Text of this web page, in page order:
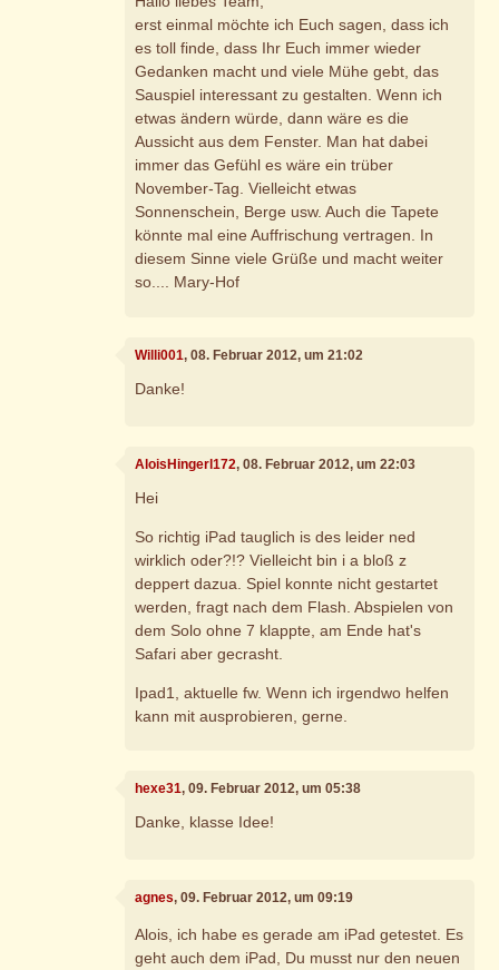
erst einmal möchte ich Euch sagen, dass ich
es toll finde, dass Ihr Euch immer wieder
Gedanken macht und viele Mühe gebt, das
Sauspiel interessant zu gestalten. Wenn ich
etwas ändern würde, dann wäre es die
Aussicht aus dem Fenster. Man hat dabei
immer das Gefühl es wäre ein trüber
November-Tag. Vielleicht etwas
Sonnenschein, Berge usw. Auch die Tapete
könnte mal eine Auffrischung vertragen. In
diesem Sinne viele Grüße und macht weiter
so.... Mary-Hof
Willi001, 08. Februar 2012, um 21:02
Danke!
AloisHingerl172, 08. Februar 2012, um 22:03
Hei
So richtig iPad tauglich is des leider ned
wirklich oder?!? Vielleicht bin i a bloß z
deppert dazua. Spiel konnte nicht gestartet
werden, fragt nach dem Flash. Abspielen von
dem Solo ohne 7 klappte, am Ende hat's
Safari aber gecrasht.
Ipad1, aktuelle fw. Wenn ich irgendwo helfen
kann mit ausprobieren, gerne.
hexe31, 09. Februar 2012, um 05:38
Danke, klasse Idee!
agnes, 09. Februar 2012, um 09:19
Alois, ich habe es gerade am iPad getestet. Es
geht auch dem iPad, Du musst nur den neuen